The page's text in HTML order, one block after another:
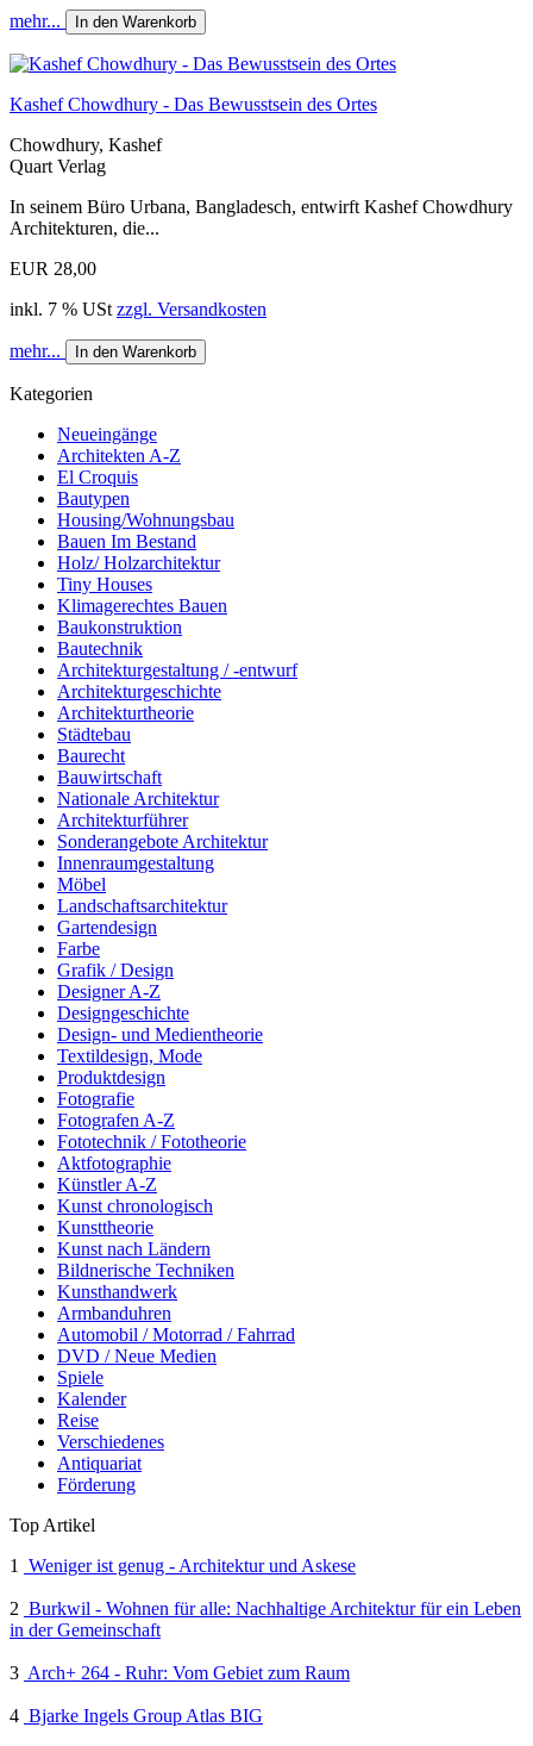
mehr... In den Warenkorb
Kashef Chowdhury - Das Bewusstsein des Ortes
Chowdhury, Kashef
Quart Verlag
In seinem Büro Urbana, Bangladesch, entwirft Kashef Chowdhury
Architekturen, die...
EUR 28,00
inkl. 7 % USt zzgl. Versandkosten
mehr... In den Warenkorb
Kategorien
Neueingänge
Architekten A-Z
El Croquis
Bautypen
Housing/Wohnungsbau
Bauen Im Bestand
Holz/ Holzarchitektur
Tiny Houses
Klimagerechtes Bauen
Baukonstruktion
Bautechnik
Architekturgestaltung / -entwurf
Architekturgeschichte
Architekturtheorie
Städtebau
Baurecht
Bauwirtschaft
Nationale Architektur
Architekturführer
Sonderangebote Architektur
Innenraumgestaltung
Möbel
Landschaftsarchitektur
Gartendesign
Farbe
Grafik / Design
Designer A-Z
Designgeschichte
Design- und Medientheorie
Textildesign, Mode
Produktdesign
Fotografie
Fotografen A-Z
Fototechnik / Fototheorie
Aktfotographie
Künstler A-Z
Kunst chronologisch
Kunsttheorie
Kunst nach Ländern
Bildnerische Techniken
Kunsthandwerk
Armbanduhren
Automobil / Motorrad / Fahrrad
DVD / Neue Medien
Spiele
Kalender
Reise
Verschiedenes
Antiquariat
Förderung
Top Artikel
1
Weniger ist genug - Architektur und Askese
2 Burkwil - Wohnen für alle: Nachhaltige Architektur für ein Leben
in der Gemeinschaft
3 Arch+ 264 - Ruhr: Vom Gebiet zum Raum
4 Bjarke Ingels Group Atlas BIG